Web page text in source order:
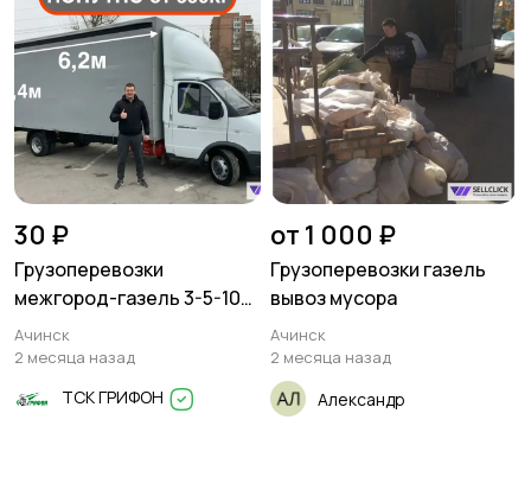
30 ₽
Грузоперевозки
межгород-газель 3-5-10
тонн
Ачинск
2 месяца назад
ТСК ГРИФОН
от 1 000 ₽
Грузоперевозки газель
вывоз мусора
Ачинск
2 месяца назад
Александр